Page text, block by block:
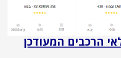
הרכבים המעודכן